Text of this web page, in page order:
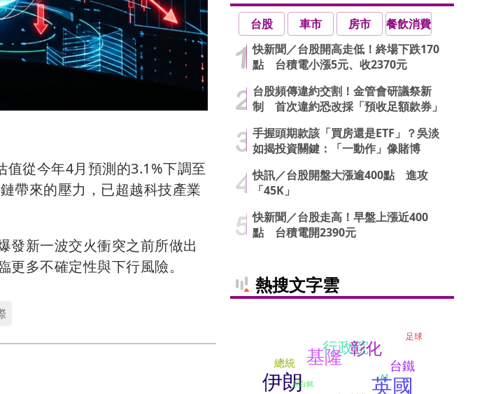
從今年4月預測的3.1%下調至
帶來的壓力，已超越科技產業
發新一波交火衝突之前所做出
多不確定性與下行風險。
台股 車市 房市
餐飲消費
快新聞／台股開高走低！終場下跌170
點 台積電小漲5元、收2370元
台股頻傳違約交割！金管會研議祭新
制 首次違約恐改採「預收足額款券」
手握頭期款該「買房還是ETF」？吳淡
如揭投資關鍵：「一動作」像賭博
快訊／台股開盤大漲逾400點 進攻
「45K」
快新聞／台股走高！早盤上漲近400
點 台積電開2390元
熱搜文字雲
AI
台鐵
英國
基隆
行政院
伊朗
彰化
足球
郭台銘
總統